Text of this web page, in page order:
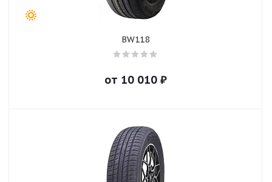
BW118
от 10 010₽